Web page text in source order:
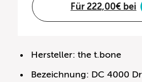
Für 222,00€ bei
Hersteller: the t.bone
Bezeichnung: DC 4000